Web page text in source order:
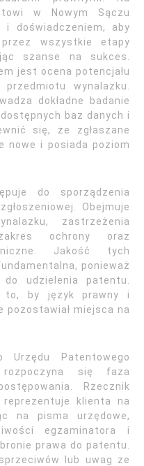
w Nowym Sączu
i doświadczeniem, aby
przez wszystkie etapy
szanse na sukces.
jest ocena potencjału
wynalazku.
dokładne badanie
baz danych i
się, że zgłaszane
nowe i posiada poziom
do sporządzenia
Obejmuje
zastrzeżenia
ochrony oraz
Jakość tych
ponieważ
udzielenia patentu.
to, by język prawny i
pozostawiał miejsca na
Urzędu Patentowego
rozpoczyna się faza
Rzecznik
klienta na
na pisma urzędowe,
egzaminatora i
prawa do patentu.
lub uwag ze